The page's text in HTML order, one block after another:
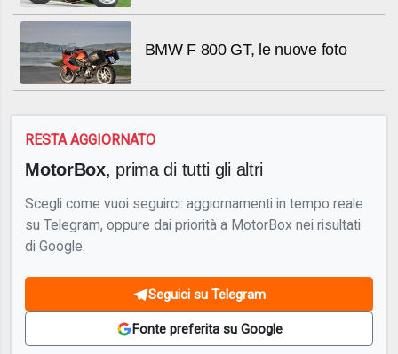
BMW F 800 GT, le nuove foto
RESTA AGGIORNATO
MotorBox, prima di tutti gli altri
Scegli come vuoi seguirci: aggiornamenti in tempo reale
su Telegram, oppure dai priorità a MotorBox nei risultati
di Google.
Seguici su Telegram
Fonte preferita su Google